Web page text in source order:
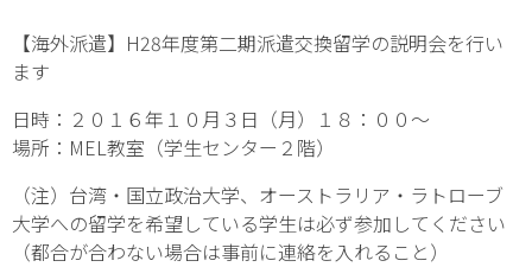
【海外派遣】H28年度第二期派遣交換留学の説明会を行い
ます
日時：２０１６年１０月３日（月）１８：００～
場所：MEL教室（学生センター２階）
（注）台湾・国立政治大学、オーストラリア・ラトローブ
大学への留学を希望している学生は必ず参加してください
（都合が合わない場合は事前に連絡を入れること）